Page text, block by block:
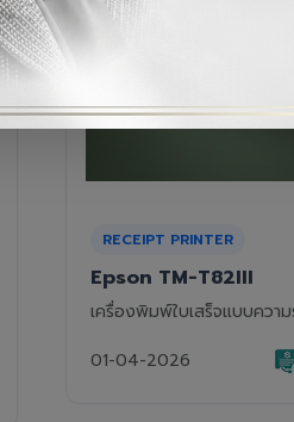
RECEIPT PRINTER
Epson TM-T88VII
เครื่องพิมพ์ใบเสร็จความร้อน
01-04-2026